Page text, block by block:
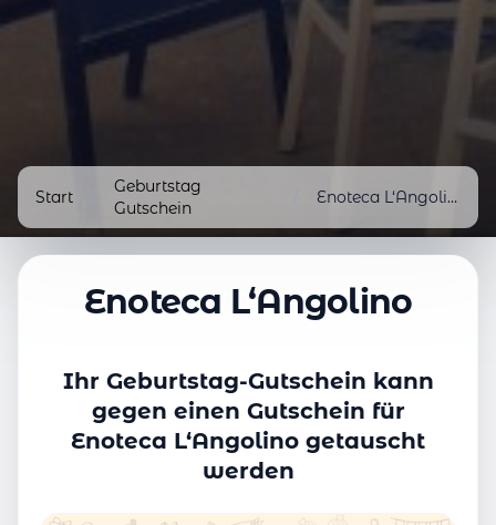
Start
Geburtstag
Gutschein
Enoteca L‘Angolino
Enoteca L‘Angolino
Ihr Geburtstag-Gutschein kann
gegen einen Gutschein für
Enoteca L‘Angolino getauscht
werden